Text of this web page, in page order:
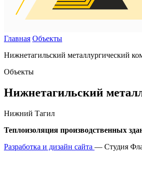
Главная Объекты
Нижнетагильский металлургический
Объекты
Нижнетагильский
Нижний Тагил
Теплоизоляция производственных
Разработка и дизайн сайта — Студия